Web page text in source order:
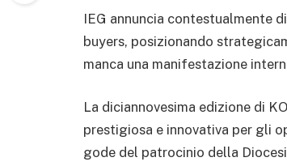
IEG annuncia contestualmente
buyers, posizionando
manca una manifestazione
La diciannovesima edizione di
prestigiosa e innovativa per gli
gode del patrocinio della